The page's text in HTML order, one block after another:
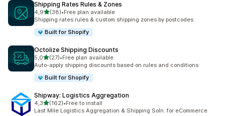
Shipping Rates Rules & Zones
4,9av 5 stjerner
(38)
Totalt 38 omtaler
•Free plan available
Shipping rates rules & custom shipping zones by postcodes
Built for Shopify
Octolize Shipping Discounts
5,0av 5 stjerner
(27)
Totalt 27 omtaler
•Free plan available
Auto-apply shipping discounts based on rules and conditions
Built for Shopify
Shipway: Logistics Aggregation
4,3av 5 stjerner
(162)
Totalt 162 omtaler
•Free to install
Last Mile Logistics Aggregation & Shipping Soln. for eCommerce